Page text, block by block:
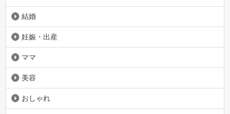
結婚
妊娠・出産
ママ
美容
おしゃれ